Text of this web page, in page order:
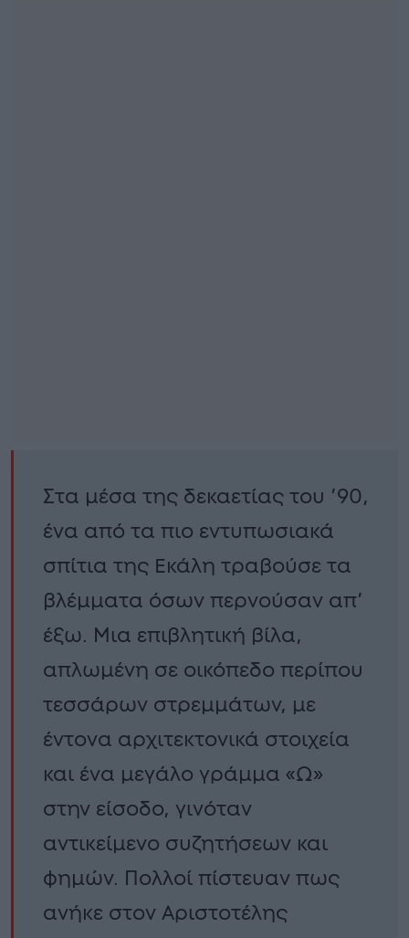
Στα μέσα της δεκαετίας του ’90,
ένα από τα πιο εντυπωσιακά
σπίτια της Εκάλη τραβούσε τα
βλέμματα όσων περνούσαν απ’
έξω. Μια επιβλητική βίλα,
απλωμένη σε οικόπεδο περίπου
τεσσάρων στρεμμάτων, με
έντονα αρχιτεκτονικά στοιχεία
και ένα μεγάλο γράμμα «Ω»
στην είσοδο, γινόταν
αντικείμενο συζητήσεων και
φημών. Πολλοί πίστευαν πως
ανήκε στον Αριστοτέλης